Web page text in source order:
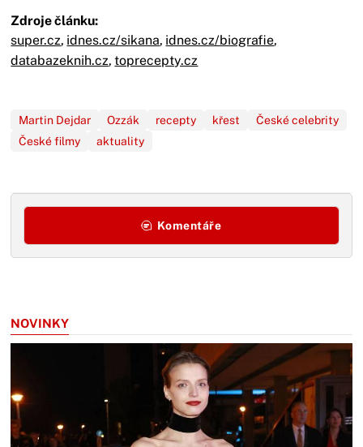
Zdroje článku:
super.cz, idnes.cz/sikana, idnes.cz/biografie,
databazeknih.cz, toprecepty.cz
Martin Dejdar Ozzák recepty křest
České celebrity
České filmy
aktuality
Komentáře
NOVINKY